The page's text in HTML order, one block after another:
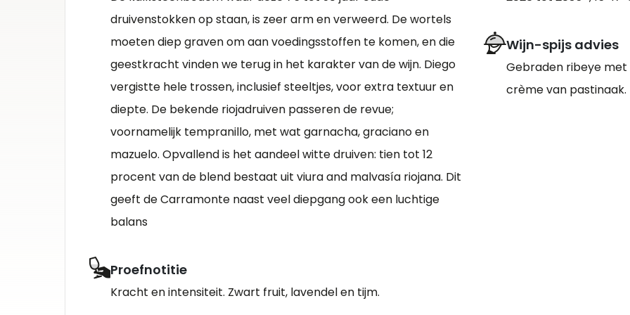
druivenstokken op staan, is zeer arm en verweerd. De wortels
moeten diep graven om aan voedingsstoffen te komen, en die
geestkracht vinden we terug in het karakter van de wijn. Diego
vergistte hele trossen, inclusief steeltjes, voor extra textuur en
diepte. De bekende riojadruiven passeren de revue;
voornamelijk tempranillo, met wat garnacha, graciano en
mazuelo. Opvallend is het aandeel witte druiven: tien tot 12
procent van de blend bestaat uit viura and malvasía riojana. Dit
geeft de Carramonte naast veel diepgang ook een luchtige
balans
Proefnotitie
Kracht en intensiteit. Zwart fruit, lavendel en tijm.
Wijn-spijs advies
Gebraden ribeye
crème van pastinaak.